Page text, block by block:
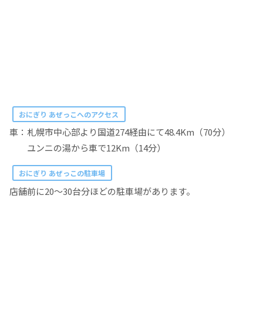
おにぎり あぜっこへのアクセス
車：札幌市中心部より国道274経由にて48.4Km（70分）
ユンニの湯から車で12Km（14分）
おにぎり あぜっこの駐車場
店舗前に20～30台分ほどの駐車場があります。